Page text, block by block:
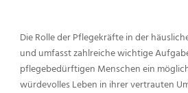
Die Rolle der Pflegekräfte in der
und umfasst zahlreiche wichtige
pflegebedürftigen Menschen ein
würdevolles Leben in ihrer vertrauten